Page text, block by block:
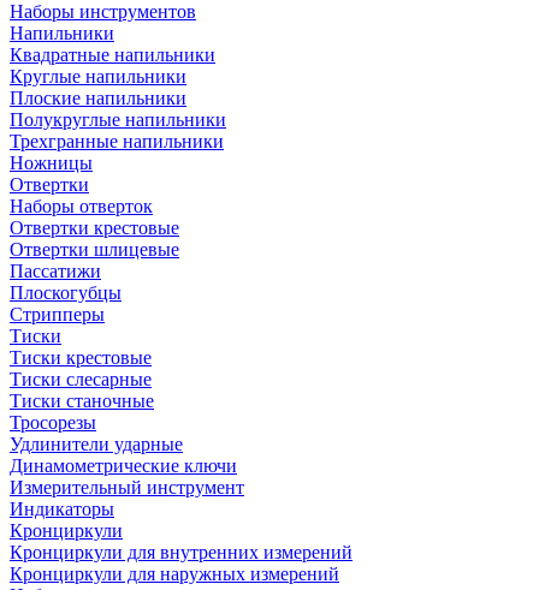
Наборы инструментов
Напильники
Квадратные напильники
Круглые напильники
Плоские напильники
Полукруглые напильники
Трехгранные напильники
Ножницы
Отвертки
Наборы отверток
Отвертки крестовые
Отвертки шлицевые
Пассатижи
Плоскогубцы
Стрипперы
Тиски
Тиски крестовые
Тиски слесарные
Тиски станочные
Тросорезы
Удлинители ударные
Динамометрические ключи
Измерительный инструмент
Индикаторы
Кронциркули
Кронциркули для внутренних измерений
Кронциркули для наружных измерений